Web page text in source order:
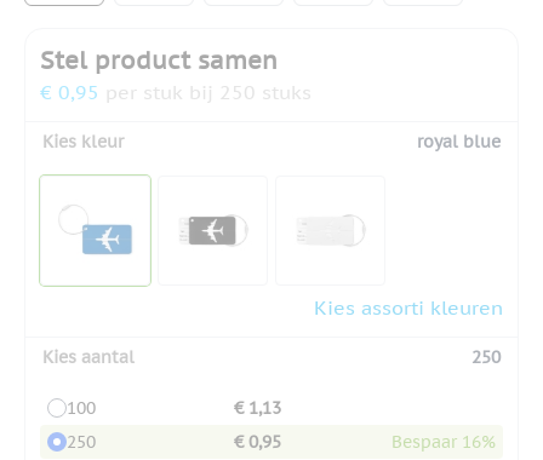
Stel product samen
€ 0,95 per stuk bij 250 stuks
Kies kleur royal blue
Kies assorti kleuren
Kies aantal 250
100
€ 1,13
250
€ 0,95
Bespaar 16%